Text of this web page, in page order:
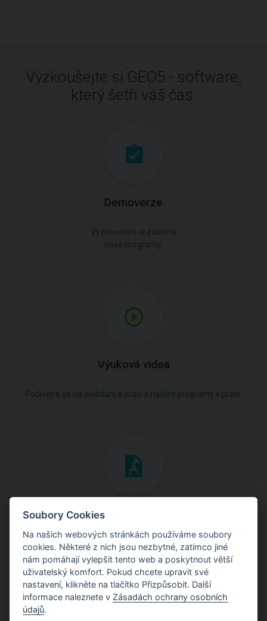
Vyzkoušejte si GEO5 - software,
který šetří váš čas.
Demoverze
Výuková videa
Inženýrské manuály
Stáhněte si manuály s teoretickými i praktickými ukázkami
použití programů.
Soubory Cookies
Na našich webových stránkách používáme soubory
cookies. Některé z nich jsou nezbytné, zatímco jiné
nám pomáhají vylepšit tento web a poskytnout větší
uživatelský komfort. Pokud chcete upravit své
nastavení, klikněte na tlačítko Přizpůsobit. Další
informace naleznete v Zásadách ochrany osobních
údajů.